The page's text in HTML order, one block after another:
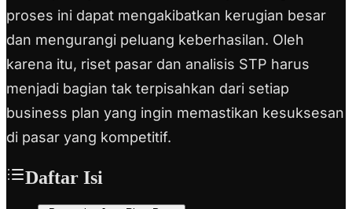
proses ini dapat mengakibatkan kerugian besar
dan mengurangi peluang keberhasilan. Oleh
karena itu, riset pasar dan analisis STP harus
menjadi bagian tak terpisahkan dari setiap
business plan yang ingin memastikan kesuksesan
di pasar yang kompetitif.
Daftar Isi